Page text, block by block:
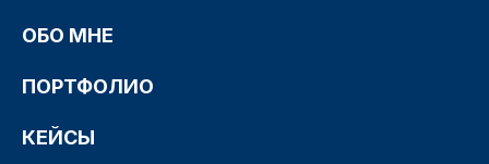
ОБО МНЕ
ПОРТФОЛИО
КЕЙСЫ